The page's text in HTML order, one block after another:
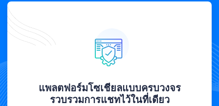
แพลตฟอร์มโซเชียลแบบครบวงจร
รวบรวมการแชทไว้ในที่เดียว